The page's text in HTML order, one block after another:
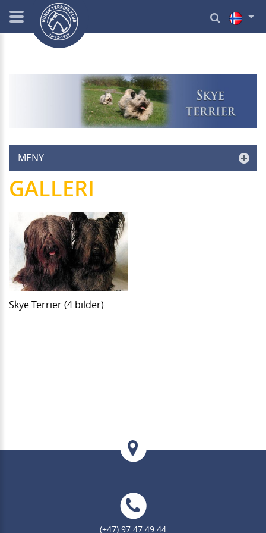
MENY
GALLERI
Skye Terrier (4 bilder)
(+47) 97 47 49 44